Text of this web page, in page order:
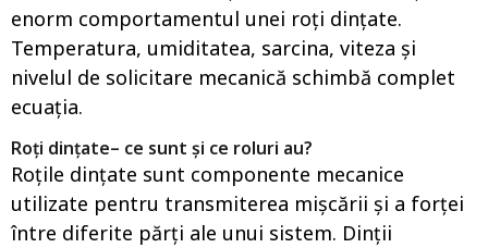
enorm comportamentul unei roți dințate.
Temperatura, umiditatea, sarcina, viteza și
nivelul de solicitare mecanică schimbă complet
ecuația.
Roți dințate– ce sunt și ce roluri au?
Roțile dințate sunt componente mecanice
utilizate pentru transmiterea mișcării și a forței
între diferite părți ale unui sistem. Dinții